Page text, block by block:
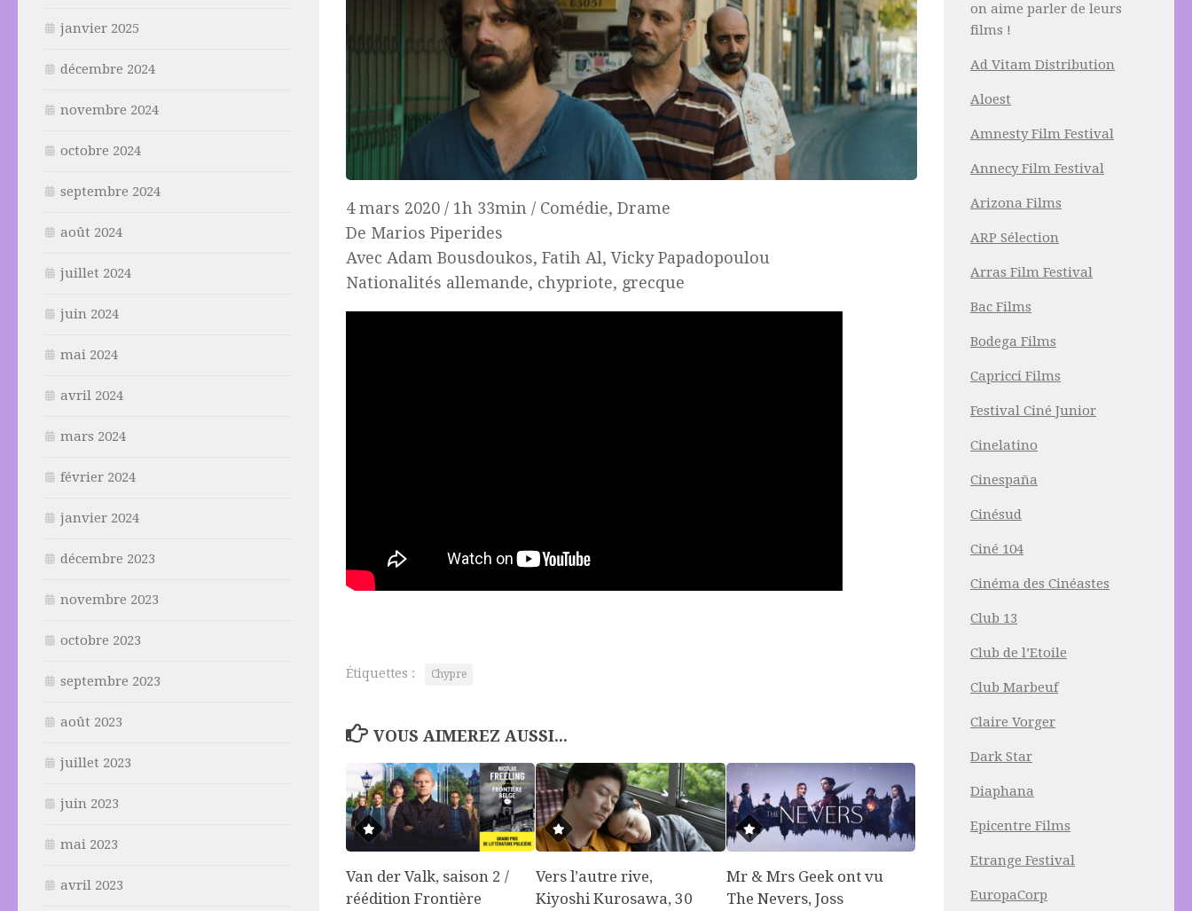
4 mars 2020 / 1h 33min / Comédie, Drame
De Marios Piperides
Avec Adam Bousdoukos, Fatih Al, Vicky Papadopoulou
Nationalités allemande, chypriote, grecque
Étiquettes : Chypre
VOUS AIMEREZ AUSSI...
Van der Valk, saison 2 /
réédition Frontière
Vers l’autre rive,
Kiyoshi Kurosawa, 30
Mr & Mrs Geek ont vu
The Nevers, Joss
janvier 2025
décembre 2024
novembre 2024
octobre 2024
septembre 2024
août 2024
juillet 2024
juin 2024
mai 2024
avril 2024
mars 2024
février 2024
janvier 2024
décembre 2023
novembre 2023
octobre 2023
septembre 2023
août 2023
juillet 2023
juin 2023
mai 2023
avril 2023
on aime parler de leurs
films !
Ad Vitam Distribution
Aloest
Amnesty Film Festival
Annecy Film Festival
Arizona Films
ARP Sélection
Arras Film Festival
Bac Films
Bodega Films
Capricci Films
Festival Ciné Junior
Cinelatino
Cinespaña
Cinésud
Ciné 104
Cinéma des Cinéastes
Club 13
Club de l’Etoile
Club Marbeuf
Claire Vorger
Dark Star
Diaphana
Epicentre Films
Etrange Festival
EuropaCorp